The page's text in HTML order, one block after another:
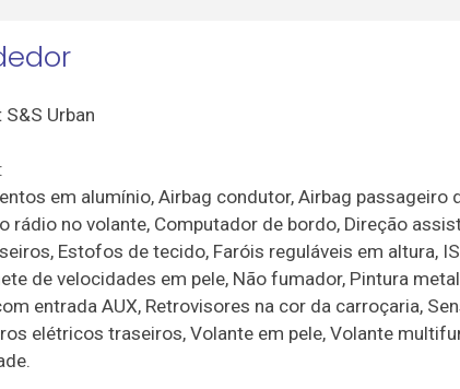
Urban
em alumínio, Airbag condutor, Airbag
rádio no volante, Computador de bordo, Direção
Estofos de tecido, Faróis reguláveis em altura,
de velocidades em pele, Não fumador, Pintura
entrada AUX, Retrovisores na cor da carroçaria,
elétricos traseiros, Volante em pele, Volante